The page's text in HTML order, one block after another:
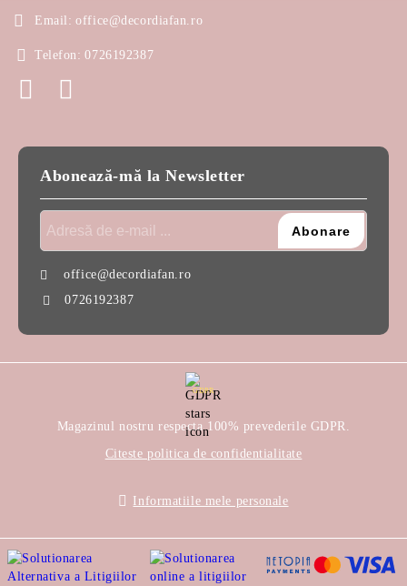
Email: office@decordiafan.ro
Telefon: 0726192387
Abonează-mă la Newsletter
office@decordiafan.ro
0726192387
GDPR
Magazinul nostru respecta 100% prevederile GDPR.
Citeste politica de confidentialitate
Informatiile mele personale